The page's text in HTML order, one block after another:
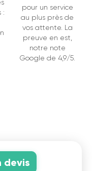
:
pour un service
au plus près de
vos attente. La
preuve en est,
notre note
Google de 4,9/5.
devis